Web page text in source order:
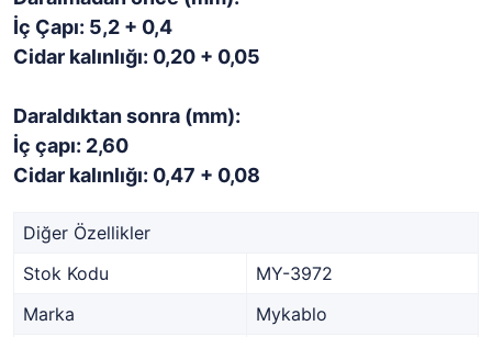
İç Çapı: 5,2 + 0,4
Cidar kalınlığı: 0,20 + 0,05
Daraldıktan sonra (mm):
İç çapı: 2,60
Cidar kalınlığı: 0,47 + 0,08
Diğer Özellikler
Stok Kodu
MY-3972
Marka
Mykablo